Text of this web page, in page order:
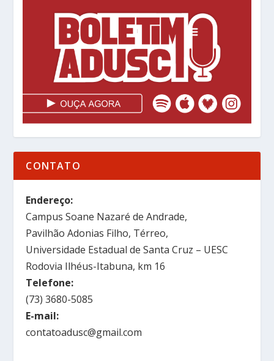
CONTATO
Endereço:
Campus Soane Nazaré de Andrade,
Pavilhão Adonias Filho, Térreo,
Universidade Estadual de Santa Cruz – UESC
Rodovia Ilhéus-Itabuna, km 16
Telefone:
(73) 3680-5085
E-mail:
contatoadusc@gmail.com